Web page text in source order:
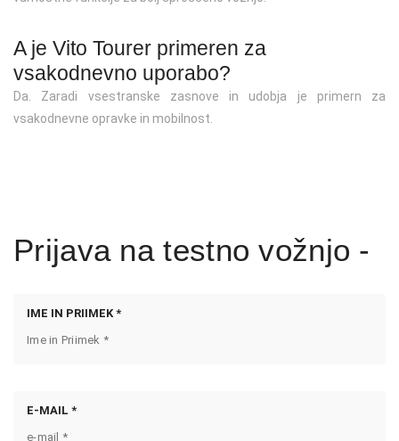
A je Vito Tourer primeren za
vsakodnevno uporabo?
Da. Zaradi vsestranske zasnove in udobja je primern za
vsakodnevne opravke in mobilnost.
Prijava na testno vožnjo -
IME IN PRIIMEK *
E-MAIL *